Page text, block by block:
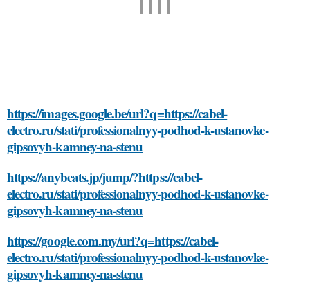
https://images.google.be/url?q=https://cabel-
electro.ru/stati/professionalnyy-podhod-k-ustanovke-
gipsovyh-kamney-na-stenu
https://anybeats.jp/jump/?https://cabel-
electro.ru/stati/professionalnyy-podhod-k-ustanovke-
gipsovyh-kamney-na-stenu
https://google.com.my/url?q=https://cabel-
electro.ru/stati/professionalnyy-podhod-k-ustanovke-
gipsovyh-kamney-na-stenu